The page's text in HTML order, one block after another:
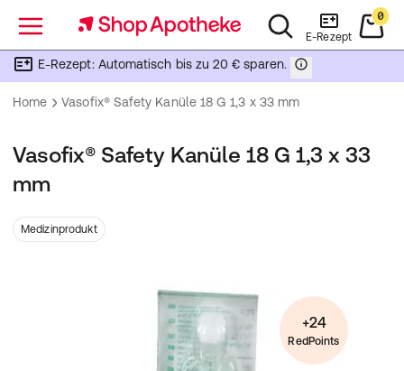
Menü E-Rezept
0
E-Rezept: Automatisch bis zu 20 € sparen.
Home Vasofix® Safety Kanüle 18 G 1,3 x 33 mm
Vasofix® Safety Kanüle 18 G 1,3 x 33
mm
Medizinprodukt
+24
RedPoints